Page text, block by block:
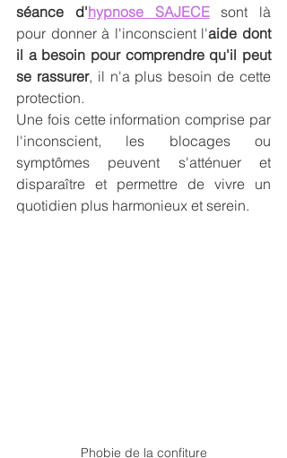
séance d'hypnose SAJECE sont là
pour donner à l'inconscient l'aide dont
il a besoin pour comprendre qu'il peut
se rassurer, il n'a plus besoin de cette
protection.
Une fois cette information comprise par
l'inconscient, les blocages ou
symptômes peuvent s'atténuer et
disparaître et permettre de vivre un
quotidien plus harmonieux et serein.
Phobie de la confiture